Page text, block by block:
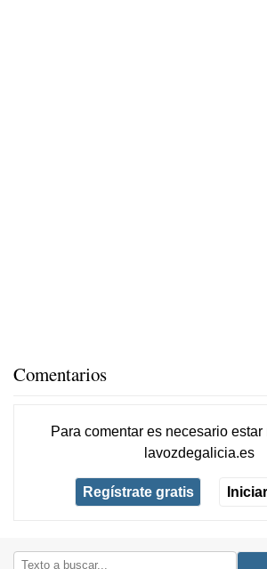
Comentarios
Para comentar es necesario estar
lavozdegalicia.es
Regístrate gratis